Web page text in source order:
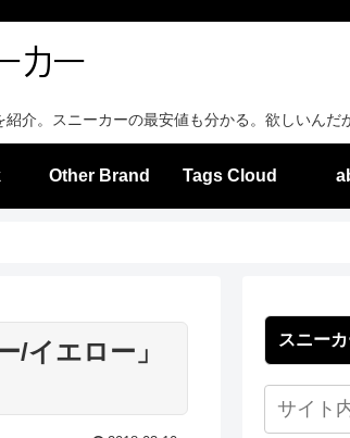
介。スニーカーの最安値も分かる。欲しいんだ
Other Brand Tags Cloud
イエロー」 スニー